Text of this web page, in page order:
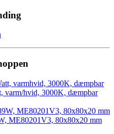
varm/hvid, 3000K, dæmpbar
ME80201V3, 80x80x20 mm